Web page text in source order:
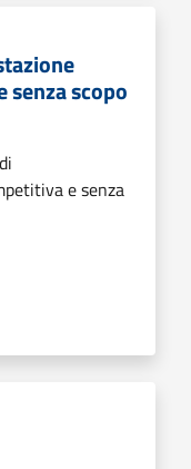
scopo
e senza